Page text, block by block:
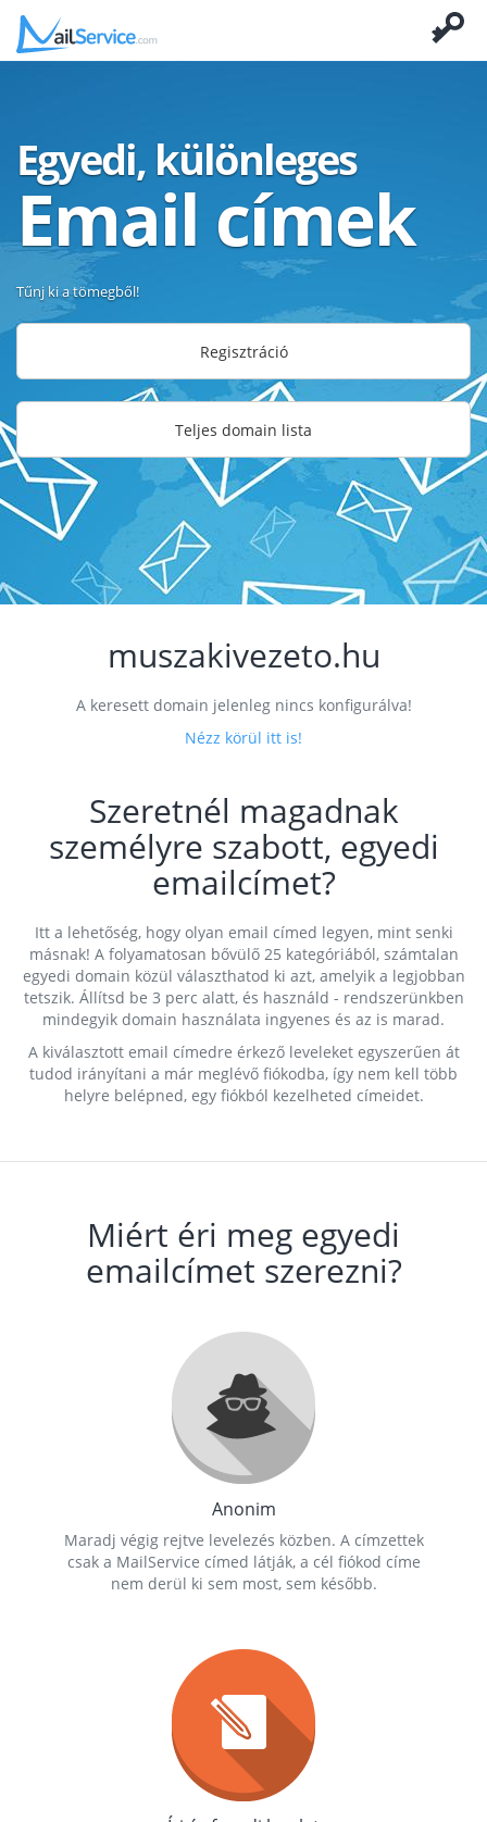
Egyedi, különleges
Email címek
Tűnj ki a tömegből!
Regisztráció
Teljes domain lista
muszakivezeto.hu
A keresett domain jelenleg nincs konfigurálva!
Nézz körül itt is!
Szeretnél magadnak
személyre szabott, egyedi
emailcímet?
Itt a lehetőség, hogy olyan email címed legyen, mint senki
másnak! A folyamatosan bővülő 25 kategóriából, számtalan
egyedi domain közül választhatod ki azt, amelyik a legjobban
tetszik. Állítsd be 3 perc alatt, és használd - rendszerünkben
mindegyik domain használata ingyenes és az is marad.
A kiválasztott email címedre érkező leveleket egyszerűen át
tudod irányítani a már meglévő fiókodba, így nem kell több
helyre belépned, egy fiókból kezelheted címeidet.
Miért éri meg egyedi
emailcímet szerezni?
Anonim
Maradj végig rejtve levelezés közben. A címzettek
csak a MailService címed látják, a cél fiókod címe
nem derül ki sem most, sem később.